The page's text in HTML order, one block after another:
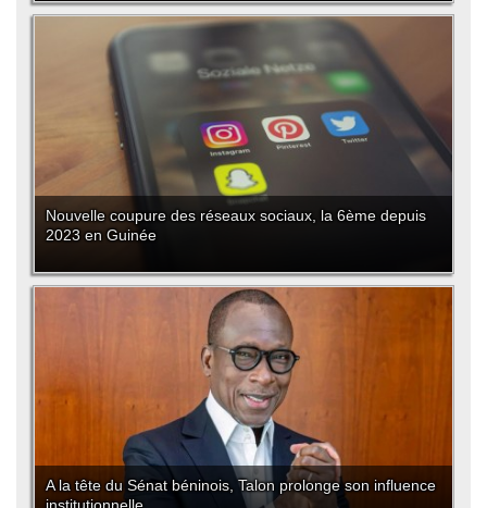
Nouvelle coupure des réseaux sociaux, la 6ème depuis
2023 en Guinée
A la tête du Sénat béninois, Talon prolonge son influence